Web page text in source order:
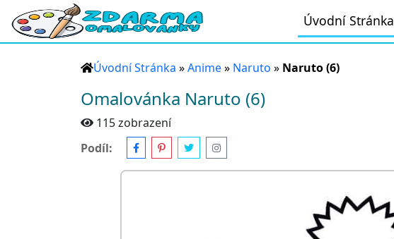
Úvodní Stránka
Úvodní Stránka »Anime» Naruto » Naruto (6)
Omalovánka Naruto (6)
115 zobrazení
Podíl: